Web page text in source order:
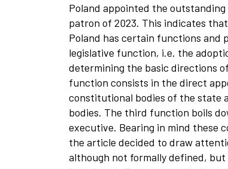
Poland appointed the
patron of 2023. This indicates
Poland has certain functions and
legislative function, i.e. the
determining the basic directions
function consists in the direct
constitutional bodies of the state
bodies. The third function boils
executive. Bearing in mind these
the article decided to draw
although not formally defined,